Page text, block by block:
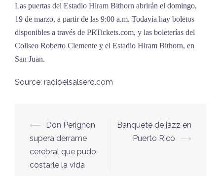
Las puertas del Estadio Hiram Bithorn abrirán el domingo,
19 de marzo, a partir de las 9:00 a.m. Todavía hay boletos
disponibles a través de PRTickets.com, y las boleterías del
Coliseo Roberto Clemente y el Estadio Hiram Bithorn, en
San Juan.
Source: radioelsalsero.com
Navegación
de
entradas
⟵
Don Perignon
supera derrame
cerebral que pudo
costarle la vida
Banquete de jazz en
Puerto Rico
⟶